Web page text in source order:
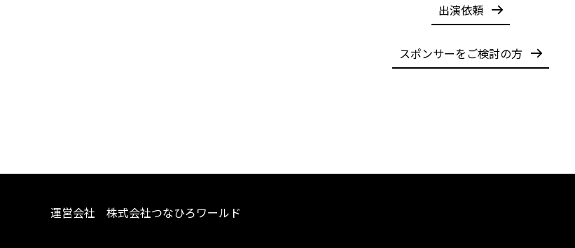
出演依頼
スポンサーをご検討の方
運営会社 株式会社つなひろワールド